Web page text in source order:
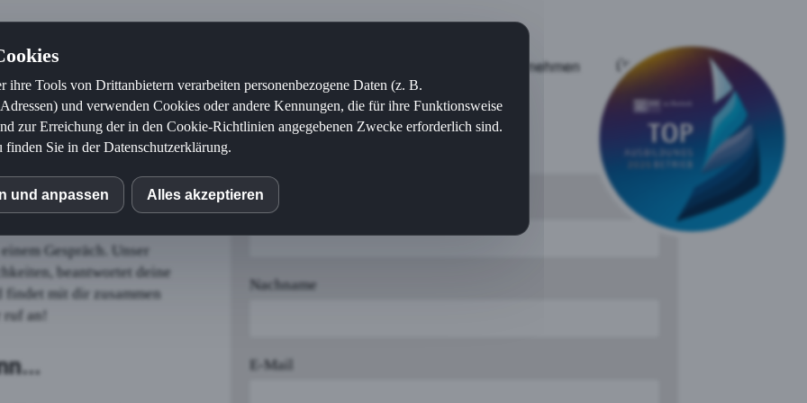
Für Unternehmen Über uns
Gespräch. Unser
beantwortet deine
findet mit dir zusammen
an!
Vorname
Nachname
E-Mail
ihre Tools von Drittanbietern verarbeiten personenbezogene Daten (z. B.
und verwenden Cookies oder andere Kennungen, die für ihre Funktionsweise
zur Erreichung der in den Cookie-Richtlinien angegebenen Zwecke erforderlich sind.
finden Sie in der Datenschutzerklärung.
Fonts
und anpassen Alles akzeptieren